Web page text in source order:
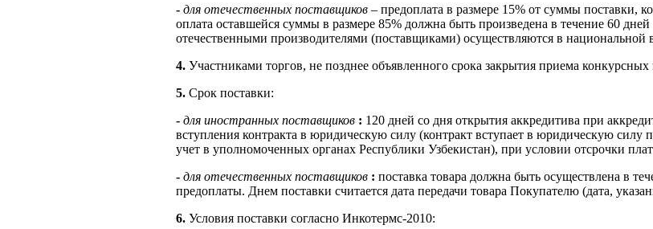
- для отечественных поставщиков – предоплата в размере 15% от суммы поставки,
оплата оставшейся суммы в размере 85% должна быть произведена в течение 60 дней
отечественными производителями (поставщиками) осуществляются в национальной
4. Участниками торгов, не позднее объявленного срока закрытия приема
5. Срок поставки:
- для иностранных поставщиков : 120 дней со дня открытия аккредитива при
вступления контракта в юридическую силу (контракт вступает в юридическую силу
учет в уполномоченных органах Республики Узбекистан), при условии отсрочки
- для отечественных поставщиков : поставка товара должна быть осуществлена в
предоплаты. Днем поставки считается дата передачи товара Покупателю (дата,
6. Условия поставки согласно Инкотермс-2010: